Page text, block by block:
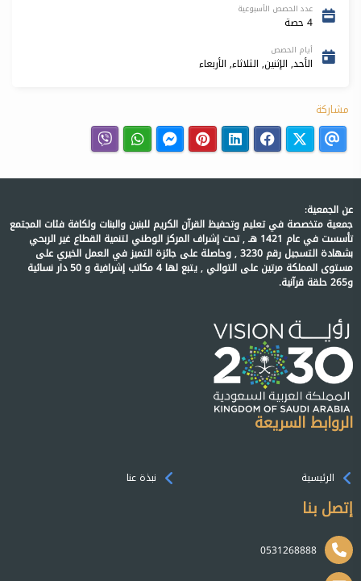
عدد الحصص الأسبوعية
4 حصة
أيام الحصص
الأحد, الإثنين, الثلاثاء, الأربعاء
مشاركة
عن الجمعية:
جمعية متخصصة في تعليم وتحفيظ القرآن الكريم للبنين والبنات ولكافة فئات المجتمع
تأسست في عام 1421 هـ , تحت إشراف المركز الوطني لتنمية القطاع غير الربحي
بشهادة التسجيل رقم 3230 , وحاصلة على جائزة التميز في العمل الخيري على
مستوى المملكة مرتين على التوالي , يتبع لها 4 مكاتب إشرافية و 50 دار نسائية
و265 حلقة قرآنية.
الروابط السريعة
الرئيسية نبذة عنا
إتصل بنا
0531268888